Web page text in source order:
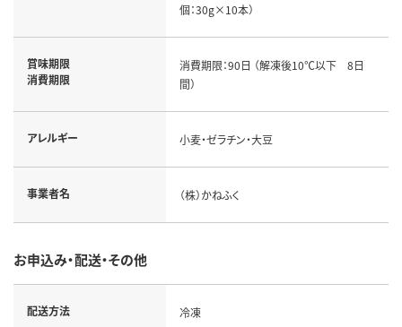
個：30g×10本）
賞味期限
消費期限
消費期限：90日 （解凍後10℃以下 8日
間）
アレルギー 小麦・ゼラチン・大豆
事業者名 （株）かねふく
お申込み・配送・その他
配送方法 冷凍